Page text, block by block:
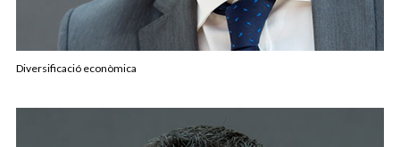
Diversificació econòmica